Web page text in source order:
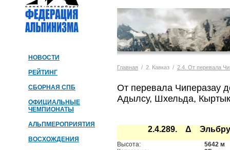
НОВОСТИ
РЕЙТИНГ
СБОРНАЯ СПБ
ОФИЦИАЛЬНЫЕ
ЧЕМПИОНАТЫ
АЛЬПМЕРОПРИЯТИЯ
ВОСХОЖДЕНИЯ
Главная / 2. Кавказ / 2.4. От перевала
От перевала Чиперазау
Адылсу, Шхельда,
2.4.289. Δ
Высота:
5642 м